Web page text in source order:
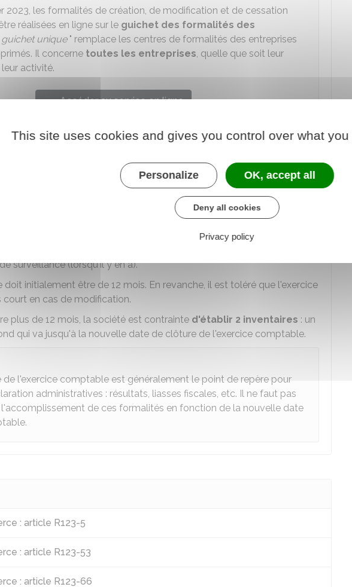
2023, les formalités de création, de modification et de cessation
réalisées en ligne sur le guichet des formalités des
guichet unique" remplace les centres de formalités des entreprises
Il concerne toutes les entreprises, quelle que soit leur
activité.
Accéder au service en ligne
Institut national de la propriété industrielle (Inpi)
conséquences de la modification de la date de
comptable ?
de clôture de l'exercice comptable peut avoir des conséquences
comptables et sur les mandats des administrateurs ou des
surveillance (lorsqu'il y en a).
doit initialement être de 12 mois. En revanche, il est toléré que l'exercice
en cas de modification.
plus de 12 mois, la société est contrainte d'établir 2 inventaires : un
qui va jusqu'à la nouvelle date de clôture de l'exercice comptable.
de l'exercice comptable est généralement le point de repère pour
administratives : résultats, liasses fiscales, etc. Il ne faut pas
de ces formalités en fonction de la nouvelle date
: article R123-5
: article R123-53
: article R123-66
This site uses cookies and gives you control over what
Personalize OK, accept all
Deny all cookies
Privacy policy